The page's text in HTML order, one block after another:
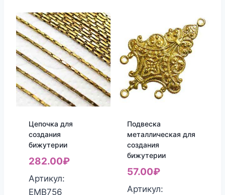
Цепочка для
создания
бижутерии
282.00₽
Артикул:
ЕМВ756
Подвеска
металлическая для
создания
бижутерии
57.00₽
Артикул: